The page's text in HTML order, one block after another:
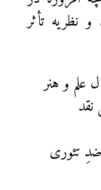
و نظریه تأثر
علم و هنر
تئوری